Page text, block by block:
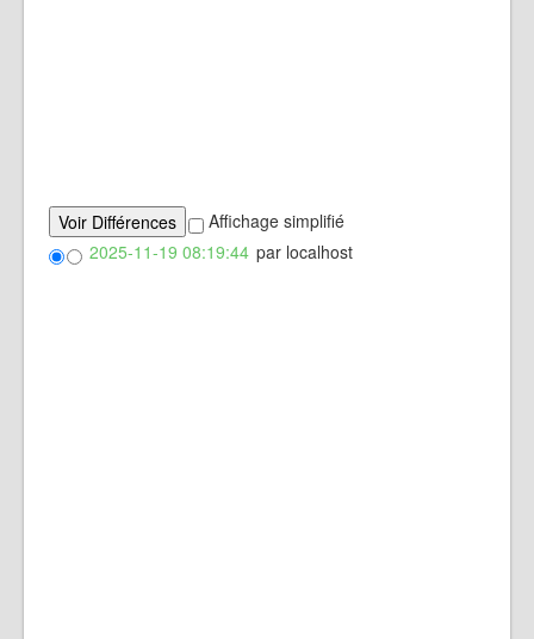
Affichage simplifié
2025-11-19 08:19:44 par localhost